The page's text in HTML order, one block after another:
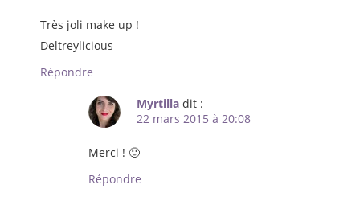
Très joli make up !
Deltreylicious
Répondre
Myrtilla dit :
22 mars 2015 à 20:08
Merci ! 🙂
Répondre